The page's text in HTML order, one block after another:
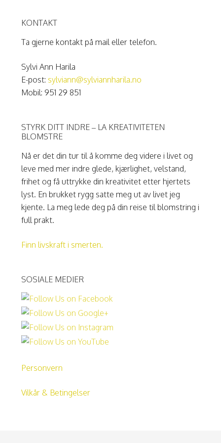
på
produktsiden
KONTAKT
Ta gjerne kontakt på mail eller telefon.
Sylvi Ann Harila
E-post: sylviann@sylviannharila.no
Mobil: 951 29 851
STYRK DITT INDRE – LA KREATIVITETEN
BLOMSTRE
Nå er det din tur til å komme deg videre i livet og
leve med mer indre glede, kjærlighet, velstand,
frihet og få uttrykke din kreativitet etter hjertets
lyst. En brukket rygg satte meg ut av livet jeg
kjente. La meg lede deg på din reise til blomstring i
full prakt.
Finn livskraft i smerten.
SOSIALE MEDIER
Personvern
Vilkår & Betingelser